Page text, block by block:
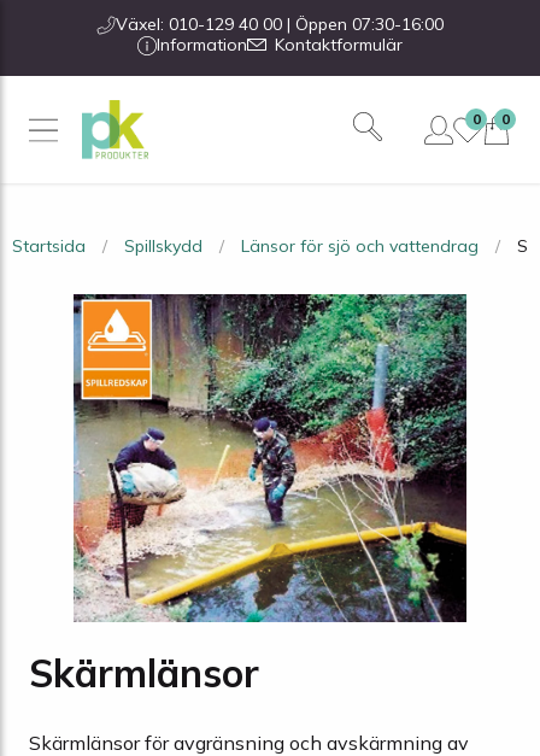
Växel: 010-129 40 00 | Öppen 07:30-16:00
Information
Kontaktformulär
0
0
Startsida Spillskydd Länsor för sjö och vattendrag
Skärmlänsor
Skärmlänsor för avgränsning och avskärmning av